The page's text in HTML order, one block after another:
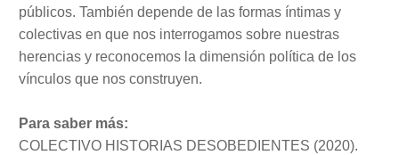
públicos. También depende de las formas íntimas y
colectivas en que nos interrogamos sobre nuestras
herencias y reconocemos la dimensión política de los
vínculos que nos construyen.
Para saber más:
COLECTIVO HISTORIAS DESOBEDIENTES (2020).